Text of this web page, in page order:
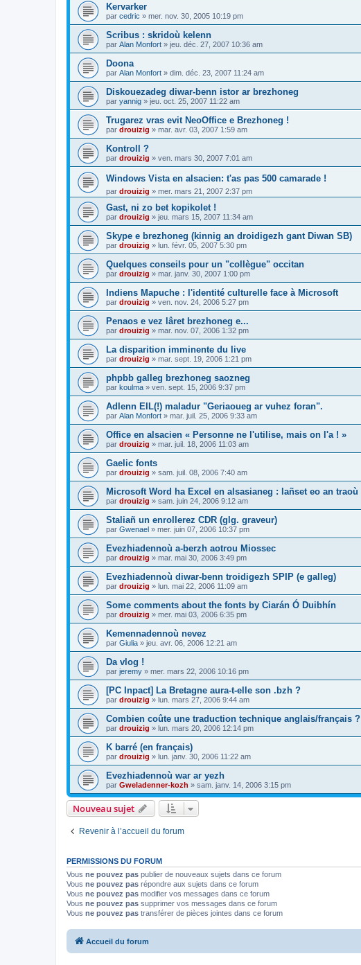
Kervarker
par cedric » mer. nov. 30, 2005 10:19 pm
Scribus : skridoù kelenn
par Alan Monfort » jeu. déc. 27, 2007 10:36 am
Doona
par Alan Monfort » dim. déc. 23, 2007 11:24 am
Diskouezadeg diwar-benn istor ar brezhoneg
par yannig » jeu. oct. 25, 2007 11:22 am
Trugarez vras evit NeoOffice e Brezhoneg !
par drouizig » mar. avr. 03, 2007 1:59 am
Kontroll ?
par drouizig » ven. mars 30, 2007 7:01 am
Windows Vista en alsacien: t'as pas 500 camarade !
par drouizig » mer. mars 21, 2007 2:37 pm
Gast, ni zo bet kopikolet !
par drouizig » jeu. mars 15, 2007 11:34 am
Skype e brezhoneg (kinnig an droidigezh gant Diwan SB)
par drouizig » lun. févr. 05, 2007 5:30 pm
Quelques conseils pour un "collègue" occitan
par drouizig » mar. janv. 30, 2007 1:00 pm
Indiens Mapuche : l'identité culturelle face à Microsoft
par drouizig » ven. nov. 24, 2006 5:27 pm
Penaos e vez lâret brezhoneg e...
par drouizig » mar. nov. 07, 2006 1:32 pm
La disparition imminente du live
par drouizig » mar. sept. 19, 2006 1:21 pm
phpbb galleg brezhoneg saozneg
par koulma » ven. sept. 15, 2006 9:37 pm
Adlenn EIL(!) maladur "Geriaoueg ar vuhez foran".
par Alan Monfort » mar. juil. 25, 2006 9:33 am
Office en alsacien « Personne ne l'utilise, mais on l'a ! »
par drouizig » mar. juil. 18, 2006 11:03 am
Gaelic fonts
par drouizig » sam. juil. 08, 2006 7:40 am
Microsoft Word ha Excel en alsasianeg : lañset eo an traoù
par drouizig » sam. juin 24, 2006 9:12 am
Staliañ un enrollerez CDR (glg. graveur)
par Gwenael » mer. juin 07, 2006 10:37 pm
Evezhiadennoù a-berzh aotrou Miossec
par drouizig » mar. mai 30, 2006 3:49 pm
Evezhiadennoù diwar-benn troidigezh SPIP (e galleg)
par drouizig » lun. mai 22, 2006 11:09 am
Some comments about the fonts by Ciarán Ó Duibhín
par drouizig » mer. mai 03, 2006 6:35 pm
Kemennadennoù nevez
par Giulia » jeu. avr. 06, 2006 12:21 am
Da vlog !
par jeremy » mer. mars 22, 2006 10:16 pm
[PC Inpact] La Bretagne aura-t-elle son .bzh ?
par drouizig » lun. mars 27, 2006 9:44 am
Combien coûte une traduction technique anglais/français ?
par drouizig » lun. mars 20, 2006 12:14 pm
K barré (en français)
par drouizig » lun. janv. 30, 2006 11:22 am
Evezhiadennoù war ar yezh
par Gweladenner-kozh » sam. janv. 14, 2006 3:15 pm
Nouveau sujet
Revenir à l’accueil du forum
PERMISSIONS DU FORUM
Vous ne pouvez pas publier de nouveaux sujets dans ce forum
Vous ne pouvez pas répondre aux sujets dans ce forum
Vous ne pouvez pas modifier vos messages dans ce forum
Vous ne pouvez pas supprimer vos messages dans ce forum
Vous ne pouvez pas transférer de pièces jointes dans ce forum
Accueil du forum